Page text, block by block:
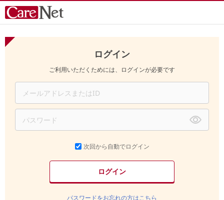
ログイン
ご利用いただくためには、ログインが必要です
次回から自動でログイン
パスワードをお忘れの方はこちら